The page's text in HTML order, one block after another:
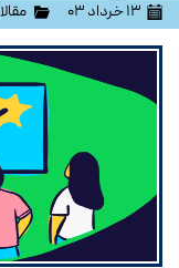
۱۳ خرداد ۰۳